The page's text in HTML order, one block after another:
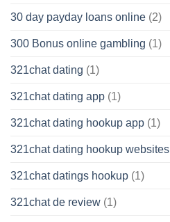
30 day payday loans online (2)
300 Bonus online gambling (1)
321chat dating (1)
321chat dating app (1)
321chat dating hookup app (1)
321chat dating hookup websites
321chat datings hookup (1)
321chat de review (1)